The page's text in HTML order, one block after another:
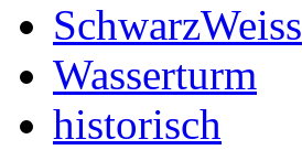
SchwarzWeiss
Wasserturm
historisch